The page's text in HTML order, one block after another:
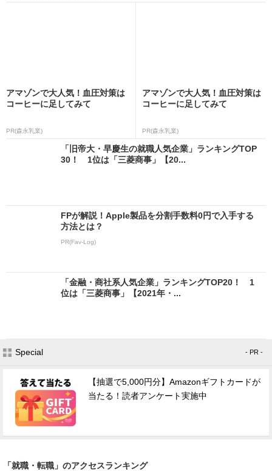
アマゾンで大人気！血圧対策は
コーヒーに足してみて
PR(森永乳業)
アマゾンで大人気！血圧対策は
コーヒーに足してみて
PR(森永乳業)
「旧帝大・早慶生の就職人気企業」ランキングTOP
30！ 1位は「三菱商事」【20...
FPが解説！Apple製品を分割手数料0円で入手する
方法とは？
PR(Fav-Log)
「金融・商社系人気企業」ランキングTOP20！ 1
位は「三菱商事」【2021年・...
Special - PR -
【抽選で5,000円分】Amazonギフトカードが
当たる！読者アンケート実施中
「就職・転職」のアクセスランキング